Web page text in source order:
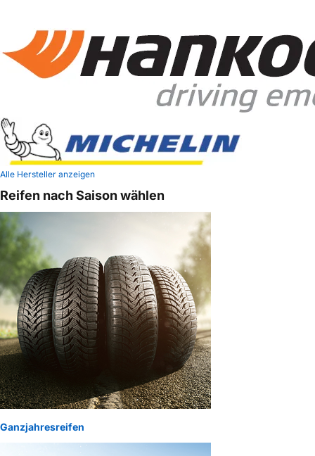
Alle Hersteller anzeigen
Reifen nach Saison wählen
Ganzjahresreifen